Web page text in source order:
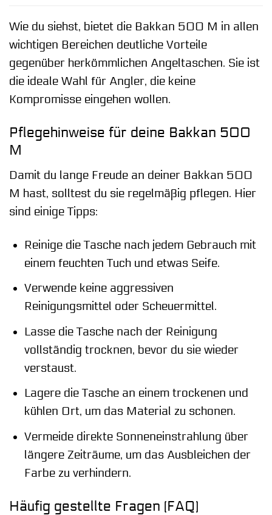
Wie du siehst, bietet die Bakkan 500 M in allen
wichtigen Bereichen deutliche Vorteile
gegenüber herkömmlichen Angeltaschen. Sie ist
die ideale Wahl für Angler, die keine
Kompromisse eingehen wollen.
Pflegehinweise für deine Bakkan 500
M
Damit du lange Freude an deiner Bakkan 500
M hast, solltest du sie regelmäßig pflegen. Hier
sind einige Tipps:
Reinige die Tasche nach jedem Gebrauch mit
einem feuchten Tuch und etwas Seife.
Verwende keine aggressiven
Reinigungsmittel oder Scheuermittel.
Lasse die Tasche nach der Reinigung
vollständig trocknen, bevor du sie wieder
verstaust.
Lagere die Tasche an einem trockenen und
kühlen Ort, um das Material zu schonen.
Vermeide direkte Sonneneinstrahlung über
längere Zeiträume, um das Ausbleichen der
Farbe zu verhindern.
Häufig gestellte Fragen (FAQ)